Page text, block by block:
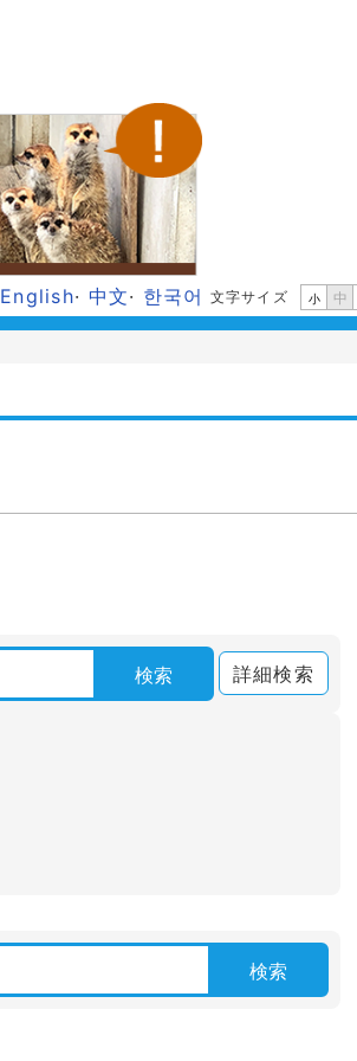
English· 中文· 한국어 文字サイズ 小 中
検索 詳細検索
検索